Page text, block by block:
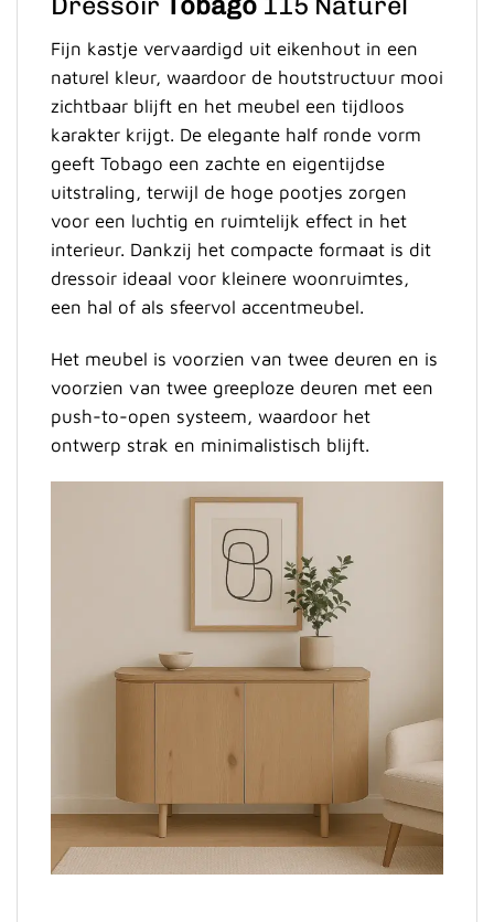
Fijn kastje vervaardigd uit eikenhout in een
naturel kleur, waardoor de houtstructuur mooi
zichtbaar blijft en het meubel een tijdloos
karakter krijgt. De elegante half ronde vorm
geeft Tobago een zachte en eigentijdse
uitstraling, terwijl de hoge pootjes zorgen
voor een luchtig en ruimtelijk effect in het
interieur. Dankzij het compacte formaat is dit
dressoir ideaal voor kleinere woonruimtes,
een hal of als sfeervol accentmeubel.
Het meubel is voorzien van twee deuren en is
voorzien van twee greeploze deuren met een
push-to-open systeem, waardoor het
ontwerp strak en minimalistisch blijft.